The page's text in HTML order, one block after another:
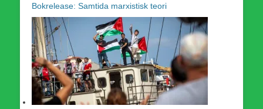
Bokrelease: Samtida marxistisk teori